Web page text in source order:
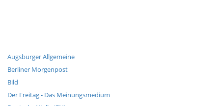
Augsburger Allgemeine
Berliner Morgenpost
Bild
Der Freitag - Das Meinungsmedium